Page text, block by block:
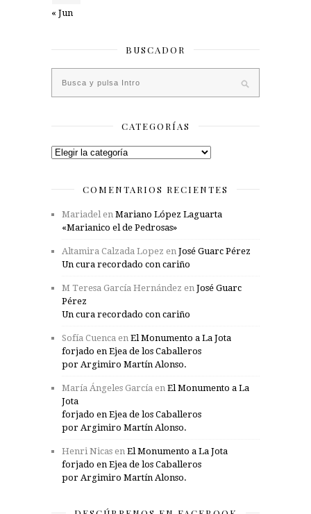
« Jun
BUSCADOR
CATEGORÍAS
Categorías
COMENTARIOS RECIENTES
Mariadel en Mariano López Laguarta
«Marianico el de Pedrosas»
Altamira Calzada Lopez en José Guarc Pérez
Un cura recordado con cariño
M Teresa García Hernández en José Guarc
Pérez
Un cura recordado con cariño
Sofía Cuenca en El Monumento a La Jota
forjado en Ejea de los Caballeros
por Argimiro Martín Alonso.
María Ángeles García en El Monumento a La
Jota
forjado en Ejea de los Caballeros
por Argimiro Martín Alonso.
Henri Nicas en El Monumento a La Jota
forjado en Ejea de los Caballeros
por Argimiro Martín Alonso.